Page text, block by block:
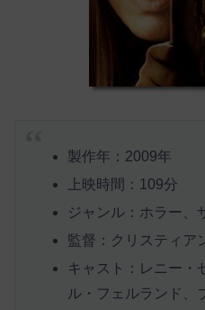
製作年：2009年
上映時間：109分
ジャンル：ホラー、
監督：クリスティア
キャスト：レニー・
ル・フェルランド、